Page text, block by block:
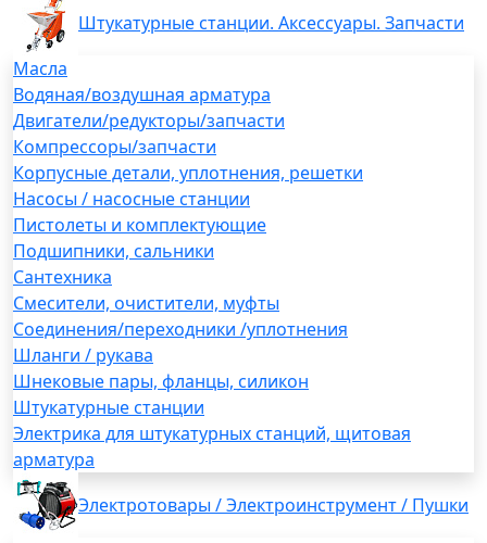
Штукатурные станции. Аксессуары. Запчасти
Масла
Водяная/воздушная арматура
Двигатели/редукторы/запчасти
Компрессоры/запчасти
Корпусные детали, уплотнения, решетки
Насосы / насосные станции
Пистолеты и комплектующие
Подшипники, сальники
Сантехника
Смесители, очистители, муфты
Соединения/переходники /уплотнения
Шланги / рукава
Шнековые пары, фланцы, силикон
Штукатурные станции
Электрика для штукатурных станций, щитовая
арматура
Электротовары / Электроинструмент / Пушки